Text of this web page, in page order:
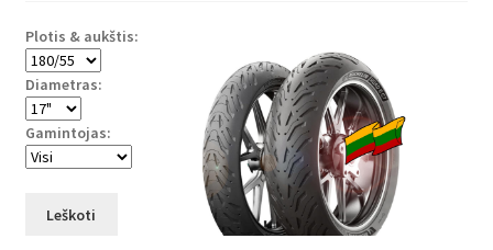
Plotis & aukštis:
Diametras:
Gamintojas:
Leškoti